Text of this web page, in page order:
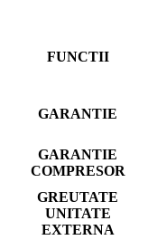
FUNCTII
GARANTIE
GARANTIE
COMPRESOR
GREUTATE
UNITATE
EXTERNA